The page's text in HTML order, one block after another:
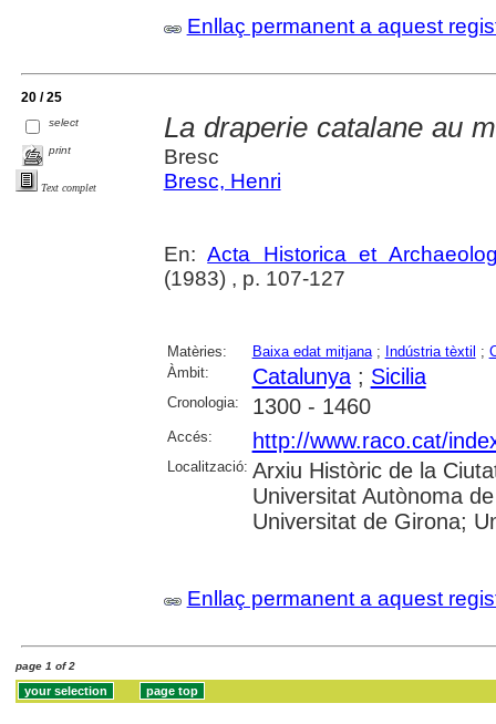
Enllaç permanent a aquest
20 / 25
select
print
Text complet
La draperie catalane au
Bresc
Bresc, Henri
En:Acta Historica et
(1983) , p. 107-127
Matèries: Baixa edat mitjana; Indústria tèxtil ;
Àmbit:
Catalunya; Sicilia
Cronologia: 1300 - 1460
Accés: http://www.raco.cat/
Localització: Arxiu Històric de la
Universitat Autònoma
Universitat de Girona;
Enllaç permanent a aquest
page 1 of 2